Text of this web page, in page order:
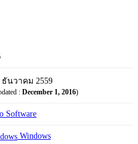
นวาคม 2559
: December 1, 2016)
Software
Windows